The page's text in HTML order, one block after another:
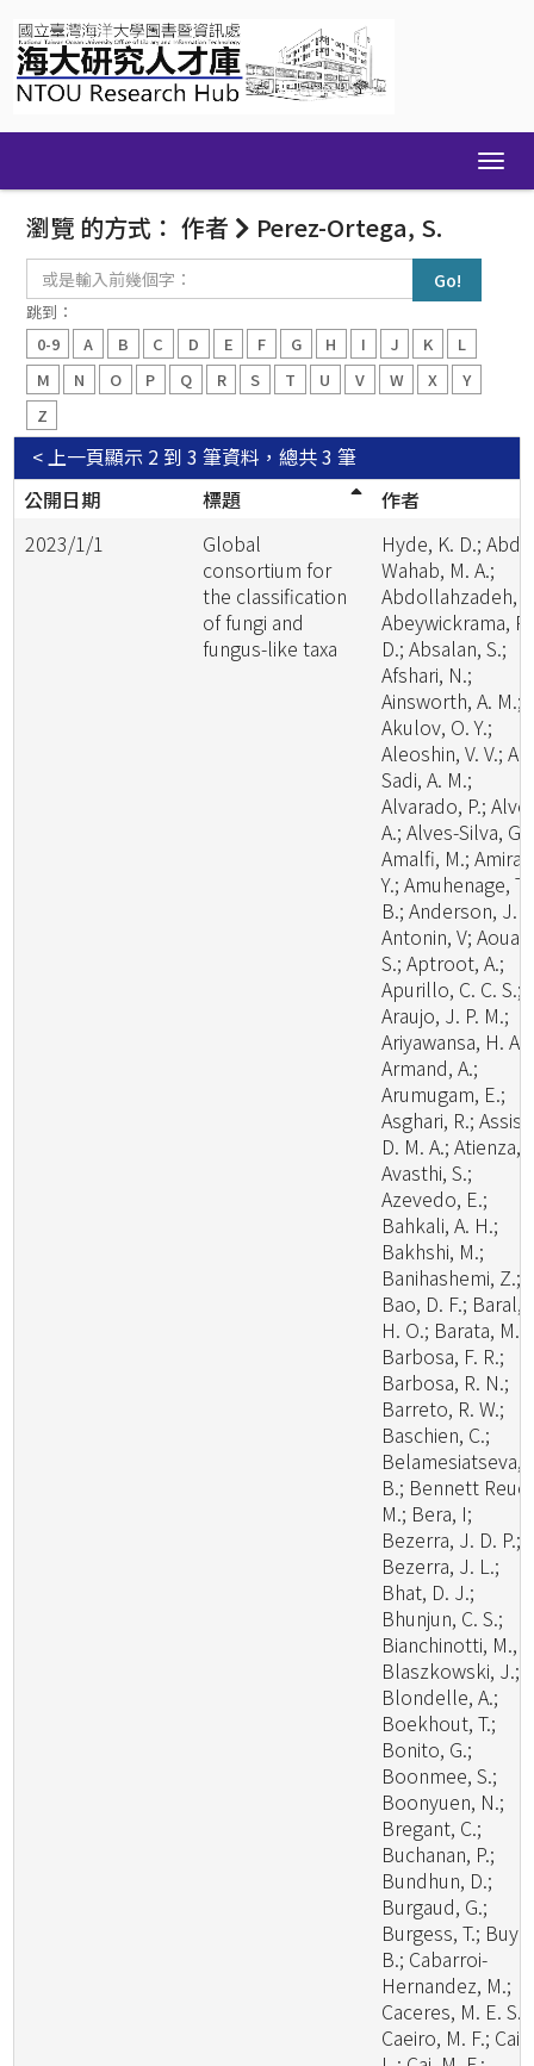
navigation
瀏覽 的方式： 作者 Perez-Ortega, S.
入
前
幾
個
跳到：
0-9
A B C D E F G H I J K
L
M
N O P Q R S T U V W X
Y
Z
顯示 2 到 3 筆資料，總共 3 筆
< 上一頁
公開日期
標題
作者
2023/1/1
Global
consortium for
the classification
of fungi and
fungus-like taxa
Hyde, K. D.;
Wahab, M. A.;
Abdollahzadeh,
Abeywickrama, P.
D.; Absalan, S.;
Afshari, N.;
Ainsworth, A. M.;
Akulov, O. Y.;
Aleoshin, V. V.; Al-
Sadi, A. M.;
Alvarado, P.;
A.; Alves-Silva, G.;
Amalfi, M.; Amira,
Y.; Amuhenage, T.
B.; Anderson, J.
Antonin, V; Aouali,
S.; Aptroot, A.;
Apurillo, C. C. S.;
Araujo, J. P. M.;
Ariyawansa, H. A.;
Armand, A.;
Arumugam, E.;
Asghari, R.; Assis,
D. M. A.; Atienza,
Avasthi, S.;
Azevedo, E.;
Bahkali, A. H.;
Bakhshi, M.;
Banihashemi, Z.;
Bao, D. F.; Baral,
H. O.; Barata, M.;
Barbosa, F. R.;
Barbosa, R. N.;
Barreto, R. W.;
Baschien, C.;
Belamesiatseva,
B.; Bennett
M.; Bera, I;
Bezerra, J. D. P.;
Bezerra, J. L.;
Bhat, D. J.;
Bhunjun, C. S.;
Bianchinotti, M.,
Blaszkowski, J.;
Blondelle, A.;
Boekhout, T.;
Bonito, G.;
Boonmee, S.;
Boonyuen, N.;
Bregant, C.;
Buchanan, P.;
Bundhun, D.;
Burgaud, G.;
Burgess, T.;
B.; Cabarroi-
Hernandez, M.;
Caceres, M. E. S.;
Caeiro, M. F.; Cai,